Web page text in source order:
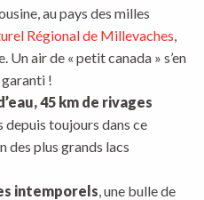
au pays des milles
Régional de Millevaches
Un air de « petit canada » s’en
!
45 km de rivages
toujours dans ce
des plus grands lacs
intemporels , une bulle de